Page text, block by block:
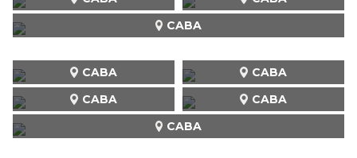
CABA
CABA
CABA
CABA
CABA
CABA